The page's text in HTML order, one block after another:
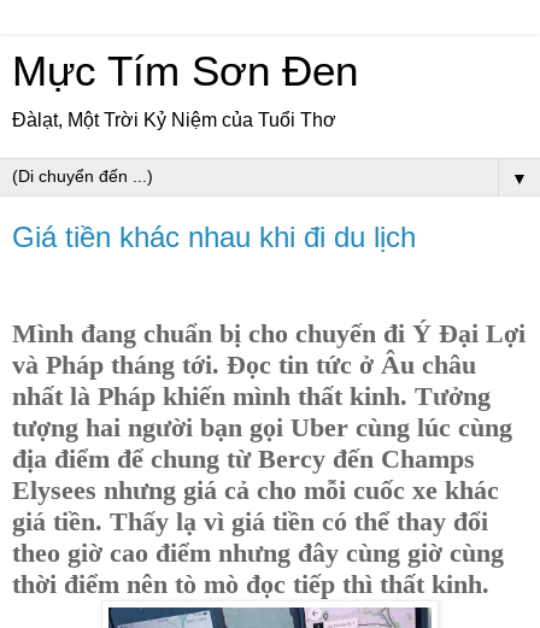
Mực Tím Sơn Đen
Đàlạt, Một Trời Kỷ Niệm của Tuổi Thơ
▼
Giá tiền khác nhau khi đi du lịch
Mình đang chuẩn bị cho chuyến đi Ý Đại Lợi
và Pháp tháng tới. Đọc tin tức ở Âu châu
nhất là Pháp khiến mình thất kinh. Tưởng
tượng hai người bạn gọi Uber cùng lúc cùng
địa điểm để chung từ Bercy đến Champs
Elysees nhưng giá cả cho mỗi cuốc xe khác
giá tiền. Thấy lạ vì giá tiền có thể thay đổi
theo giờ cao điểm nhưng đây cùng giờ cùng
thời điểm nên tò mò đọc tiếp thì thất kinh.